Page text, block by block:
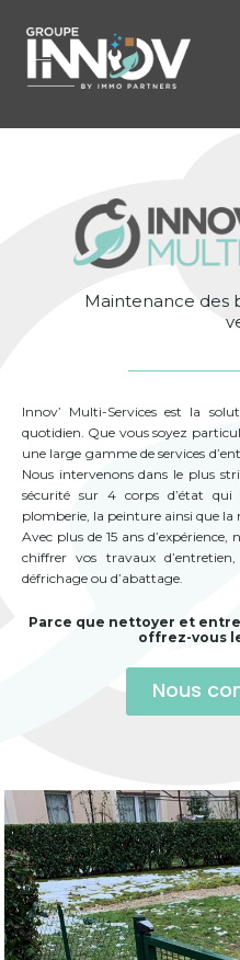
Maintenance des
Innov’ Multi-Services est la
quotidien. Que vous soyez
une large gamme de services
Nous intervenons dans le plus
sécurité sur 4 corps d’état qui
plomberie, la peinture ainsi que la
Avec plus de 15 ans
chiffrer vos travaux
défrichage ou d’abattage.
Parce que nettoyer et
offrez-vous
Nous